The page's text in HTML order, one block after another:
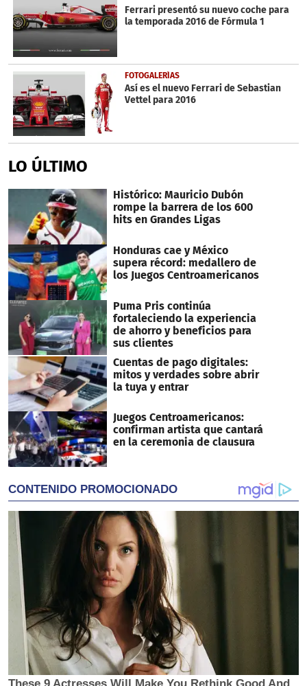
0
Ferrari presentó su nuevo coche para
la temporada 2016 de Fórmula 1
FOTOGALERÍAS
Así es el nuevo Ferrari de Sebastian
Vettel para 2016
LO ÚLTIMO
Histórico: Mauricio Dubón
rompe la barrera de los 600
hits en Grandes Ligas
Honduras cae y México
supera récord: medallero de
los Juegos Centroamericanos
Puma Pris continúa
fortaleciendo la experiencia
de ahorro y beneficios para
sus clientes
Cuentas de pago digitales:
mitos y verdades sobre abrir
la tuya y entrar
Juegos Centroamericanos:
confirman artista que cantará
en la ceremonia de clausura